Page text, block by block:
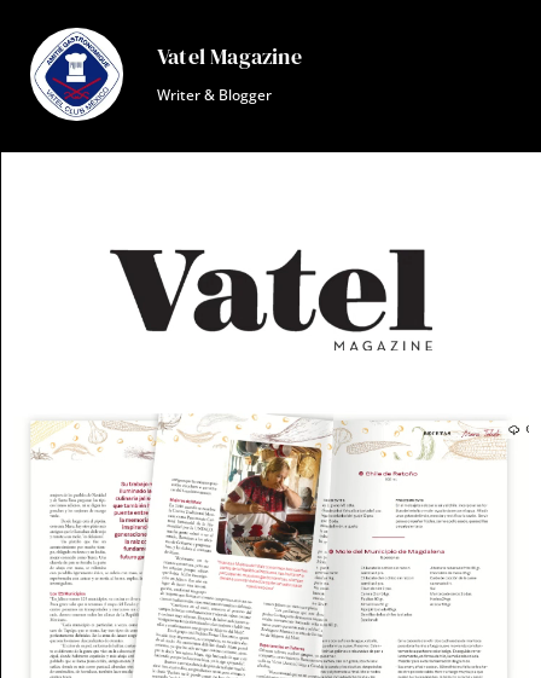
Vatel Magazine
Writer & Blogger